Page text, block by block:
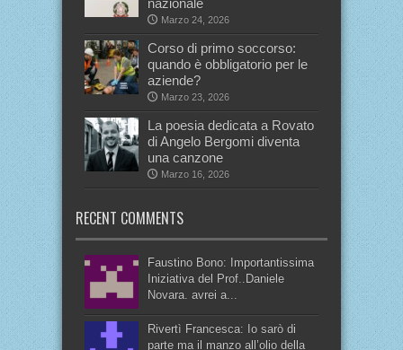
nazionale
Marzo 24, 2026
Corso di primo soccorso:
quando è obbligatorio per le
aziende?
Marzo 23, 2026
La poesia dedicata a Rovato
di Angelo Bergomi diventa
una canzone
Marzo 16, 2026
RECENT COMMENTS
Faustino Bono: Importantissima
Iniziativa del Prof..Daniele
Novara. avrei a...
Rivertì Francesca: Io sarò di
parte ma il manzo all’olio della